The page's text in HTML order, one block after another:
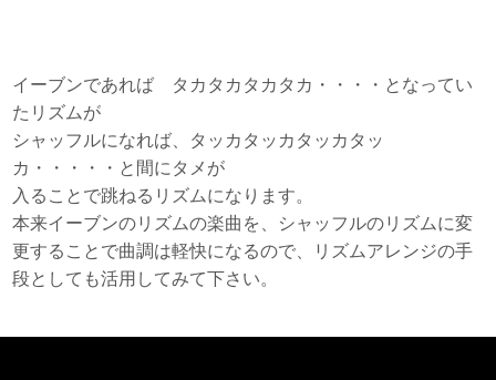
イーブンであれば タカタカタカタカ・・・・となってい
たリズムが
シャッフルになれば、タッカタッカタッカタッ
カ・・・・・と間にタメが
入ることで跳ねるリズムになります。
本来イーブンのリズムの楽曲を、シャッフルのリズムに変
更することで曲調は軽快になるので、リズムアレンジの手
段としても活用してみて下さい。